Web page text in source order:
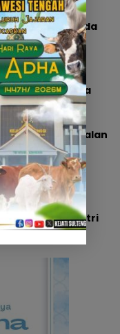
Pajak
50 Persen, Ada
Fokus
Sulteng Terima
Perusahaan
Sulteng
Perbaiki Jalan
Persen, Pakar
Terbaik II
Rp2 Miliar
Bidik Putra-Putri